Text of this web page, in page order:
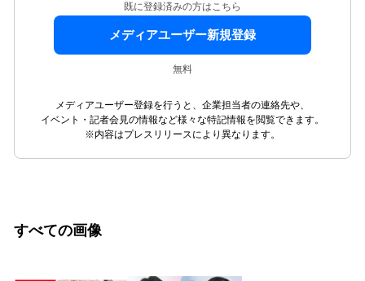
既に登録済みの方はこちら
メディアユーザー新規登録
無料
メディアユーザー登録を行うと、企業担当者の連絡先や、
イベント・記者会見の情報など様々な特記情報を閲覧できます。
※内容はプレスリリースにより異なります。
すべての画像